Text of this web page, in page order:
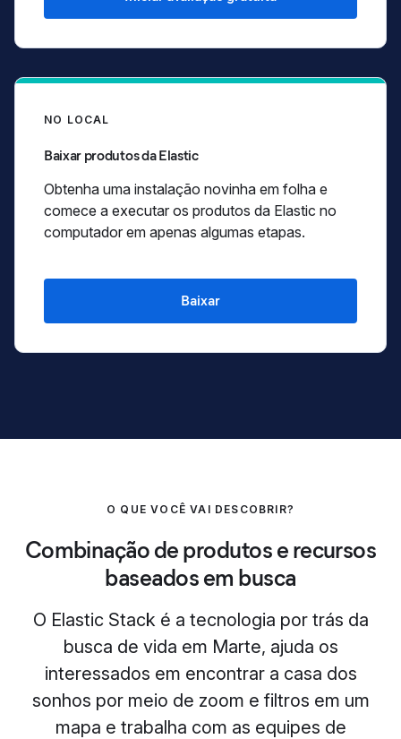
NO LOCAL
Baixar produtos da Elastic
Obtenha uma instalação novinha em folha e
comece a executar os produtos da Elastic no
computador em apenas algumas etapas.
Baixar
O QUE VOCÊ VAI DESCOBRIR?
Combinação de produtos e recursos
baseados em busca
O Elastic Stack é a tecnologia por trás da
busca de vida em Marte, ajuda os
interessados em encontrar a casa dos
sonhos por meio de zoom e filtros em um
mapa e trabalha com as equipes de